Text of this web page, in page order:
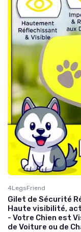
4LegsFriend
Gilet de Sécurité
Haute visibilité,
- Votre Chien est
de Voiture ou de